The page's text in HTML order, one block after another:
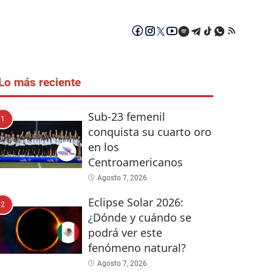
Lo más reciente
1
Sub-23 femenil
conquista su cuarto oro
en los
Centroamericanos
Agosto 7, 2026
2
Eclipse Solar 2026:
¿Dónde y cuándo se
podrá ver este
fenómeno natural?
Agosto 7, 2026